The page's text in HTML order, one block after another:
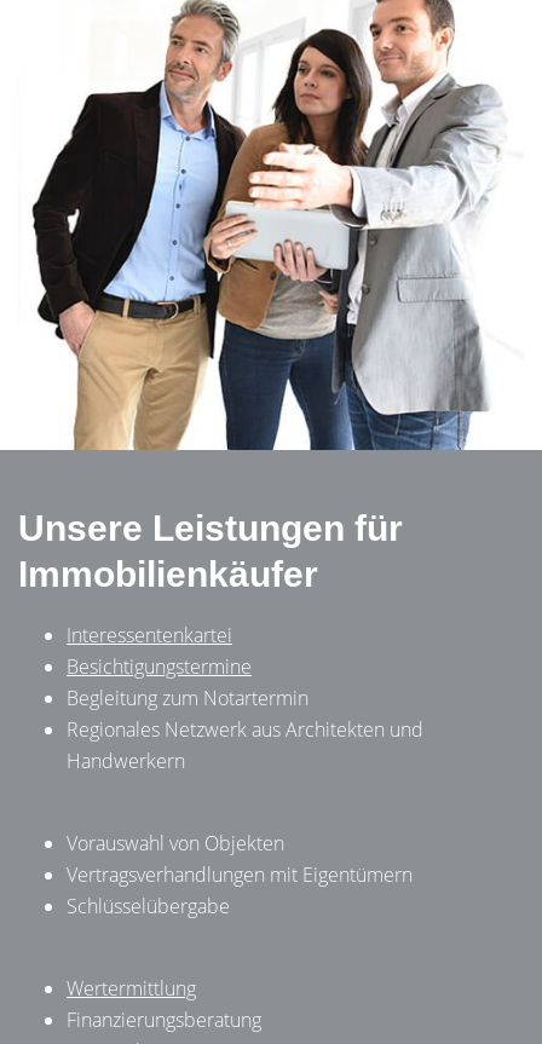
Unsere Leistungen für
Immobilienkäufer
Interessentenkartei
Besichtigungstermine
Begleitung zum Notartermin
Regionales Netzwerk aus Architekten und
Handwerkern
Vorauswahl von Objekten
Vertragsverhandlungen mit Eigentümern
Schlüsselübergabe
Wertermittlung
Finanzierungsberatung